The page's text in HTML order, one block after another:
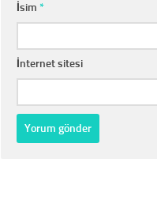
İsim *
İnternet sitesi